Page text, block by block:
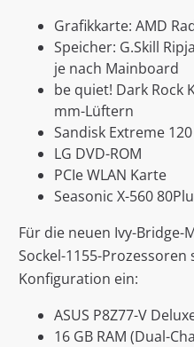
Grafikkarte: AMD
Speicher: G.Skill
je nach Mainboard
be quiet! Dark Rock
mm-Lüftern
Sandisk Extreme 120
LG DVD-ROM
PCIe WLAN Karte
Seasonic X-560
Für die neuen Ivy-
Sockel-1155-
Konfiguration ein:
ASUS P8Z77-V
16 GB RAM (Dual-